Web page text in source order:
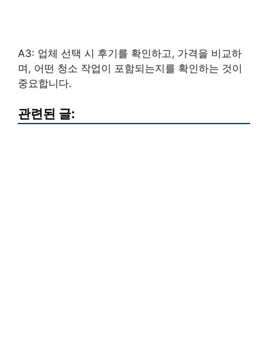
A3: 업체 선택 시 후기를 확인하고, 가격을 비교하
며, 어떤 청소 작업이 포함되는지를 확인하는 것이
중요합니다.
관련된 글: